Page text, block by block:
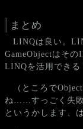
まとめ
LINQは良い。
GameObjectはそ
LINQを活用できる
（ところで
ね……すっごく失
というかします、